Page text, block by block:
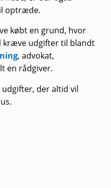
optræde.
købt en grund, hvor
kræve udgifter til blandt
, advokat,
en rådgiver.
der altid vil